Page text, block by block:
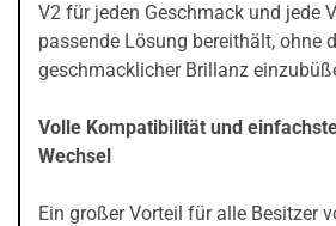
V2 für jeden Geschmack und jede
passende Lösung bereithält, ohne
geschmacklicher Brillanz
Volle Kompatibilität und
Wechsel
Ein großer Vorteil für alle Besitzer